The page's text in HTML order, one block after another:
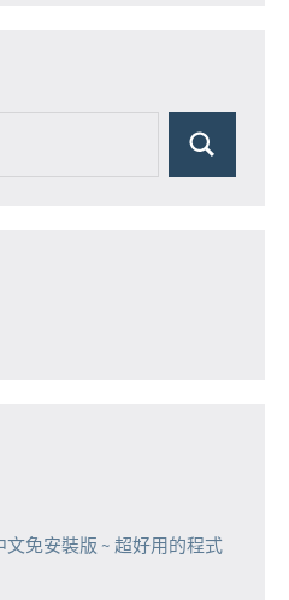
Search
文免安裝版 ~ 超好用的程式